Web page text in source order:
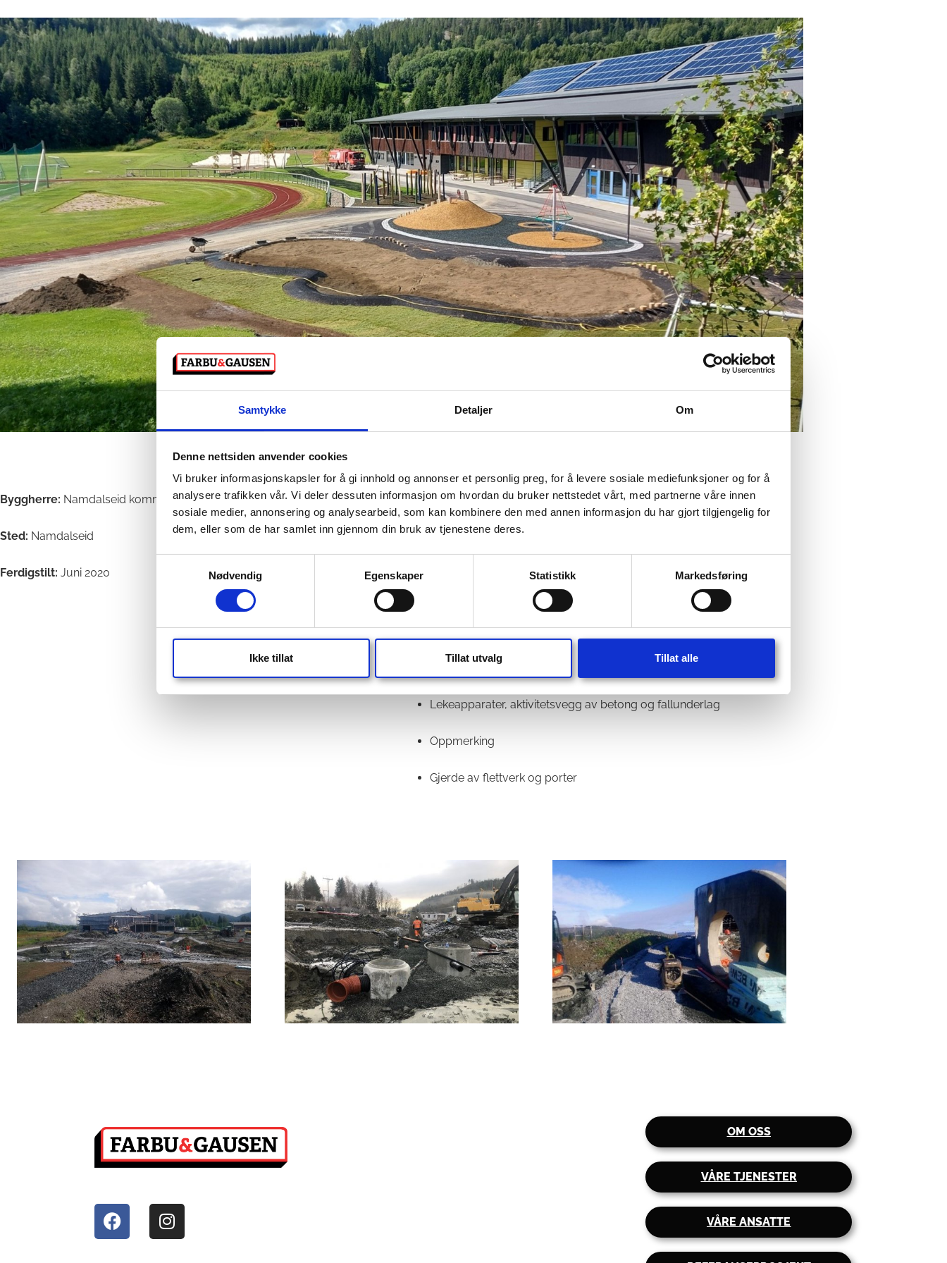
Samtykke Detaljer Om
Denne nettsiden anvender cookies
Vi bruker informasjonskapsler for å gi innhold og annonser et personlig preg, for å levere sosiale mediefunksjoner og for å
analysere trafikken vår. Vi deler dessuten informasjon om hvordan du bruker nettstedet vårt, med partnerne våre innen
sosiale medier, annonsering og analysearbeid, som kan kombinere den med annen informasjon du har gjort tilgjengelig for
dem, eller som de har samlet inn gjennom din bruk av tjenestene deres.
Nødvendig
Egenskaper Statistikk Markedsføring
Ikke tillat Tillat utvalg Tillat alle
Byggherre: Namdalseid kommune
Sted: Namdalseid
Ferdigstilt: Juni 2020
GRUNNARBEID OG UTOMHUSARBEID
Grunnarbeid til ny skole. Utgraving av masser og fylling med bl.a
Glasopor
Oppbygging av nytt lekeområde/parkområde rundt skolen
Kantstein, belegningsstein, plen, trær, busker
Lekeapparater, aktivitetsvegg av betong og fallunderlag
Oppmerking
Gjerde av flettverk og porter
OM OSS
VÅRE TJENESTER
VÅRE ANSATTE